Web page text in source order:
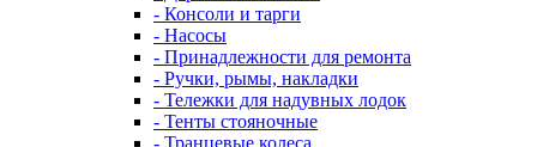
- Консоли и тарги
- Насосы
- Принадлежности для ремонта
- Ручки, рымы, накладки
- Тележки для надувных лодок
- Тенты стояночные
- Транцевые колеса